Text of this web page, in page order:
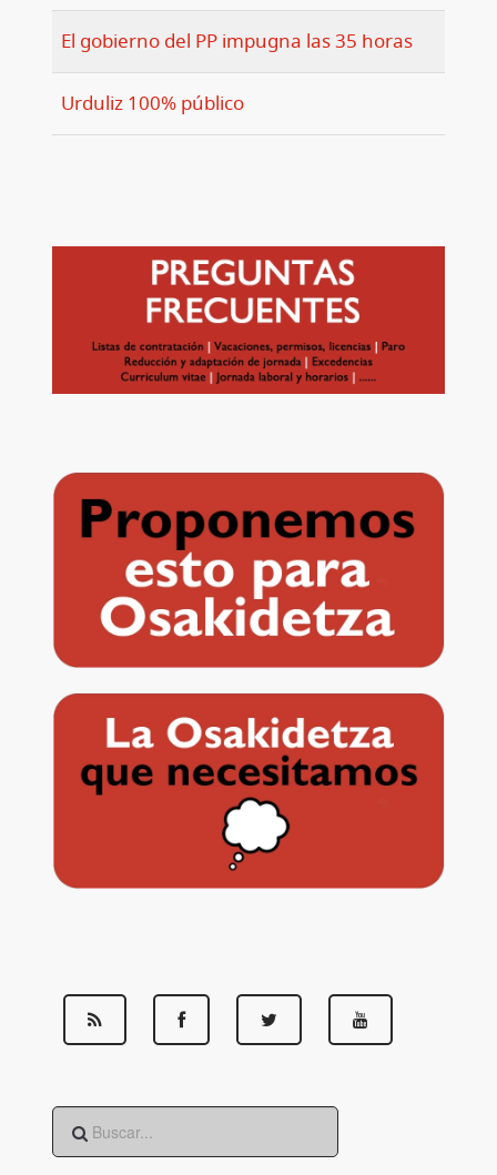
El gobierno del PP impugna las 35 horas
Urduliz 100% público